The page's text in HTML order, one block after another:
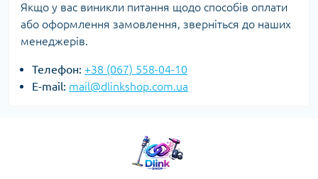
Якщо у вас виникли питання щодо способів оплати
або оформлення замовлення, зверніться до наших
менеджерів.
Телефон: +38 (067) 558-04-10
E-mail: mail@dlinkshop.com.ua